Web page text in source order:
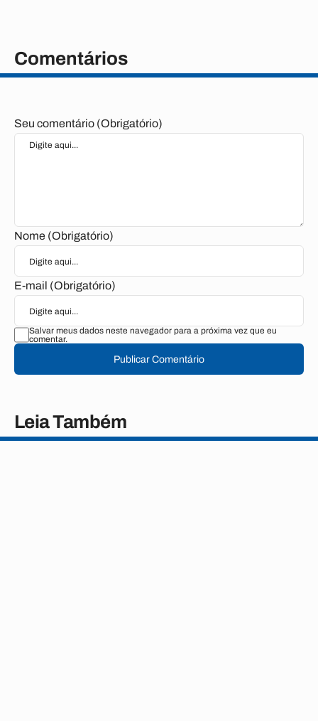
Comentários
Seu comentário (Obrigatório)
Nome (Obrigatório)
E-mail (Obrigatório)
Salvar meus dados neste navegador para a próxima vez que eu
comentar.
Publicar Comentário
Leia Também